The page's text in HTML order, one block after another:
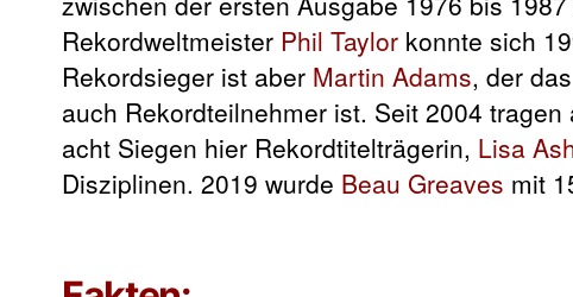
Rekordweltmeister Phil Taylor konnte sich
Rekordsieger ist aber Martin Adams, der
auch Rekordteilnehmer ist. Seit 2004
acht Siegen hier Rekordtitelträgerin, Lisa
Disziplinen. 2019 wurde Beau Greaves mit